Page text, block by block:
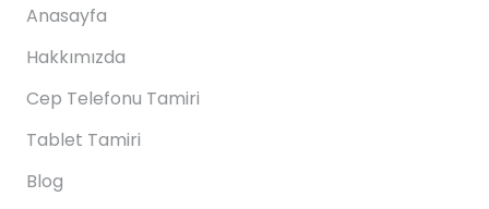
Anasayfa
Hakkımızda
Cep Telefonu Tamiri
Tablet Tamiri
Blog